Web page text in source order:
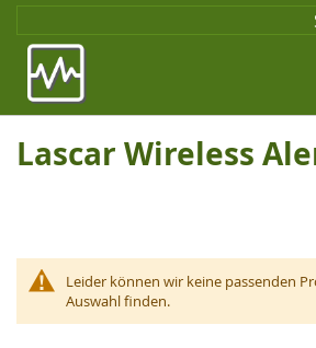
Lascar Wireless
Leider können wir keine passenden
Auswahl finden.